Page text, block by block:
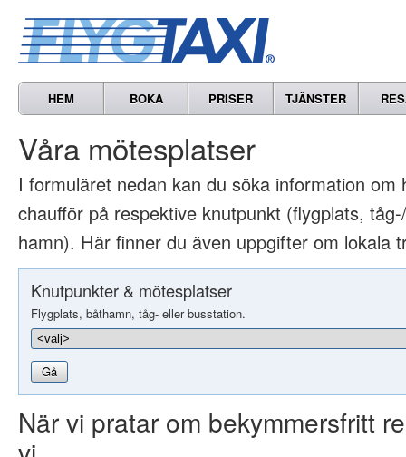
HEM BOKA PRISER TJÄNSTER
Våra mötesplatser
I formuläret nedan kan du söka information om
chaufför på respektive knutpunkt (flygplats,
hamn). Här finner du även uppgifter om lokala
Knutpunkter & mötesplatser
Flygplats, båthamn, tåg- eller busstation.
Gå
När vi pratar om bekymmersfritt